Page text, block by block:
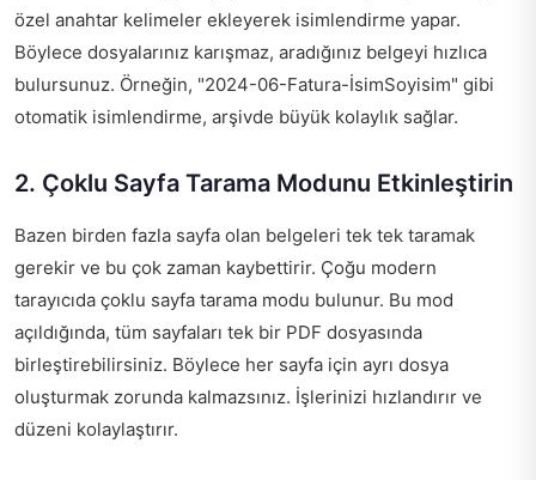
özel anahtar kelimeler ekleyerek isimlendirme yapar.
Böylece dosyalarınız karışmaz, aradığınız belgeyi hızlıca
bulursunuz. Örneğin, "2024-06-Fatura-İsimSoyisim" gibi
otomatik isimlendirme, arşivde büyük kolaylık sağlar.
2. Çoklu Sayfa Tarama Modunu Etkinleştirin
Bazen birden fazla sayfa olan belgeleri tek tek taramak
gerekir ve bu çok zaman kaybettirir. Çoğu modern
tarayıcıda çoklu sayfa tarama modu bulunur. Bu mod
açıldığında, tüm sayfaları tek bir PDF dosyasında
birleştirebilirsiniz. Böylece her sayfa için ayrı dosya
oluşturmak zorunda kalmazsınız. İşlerinizi hızlandırır ve
düzeni kolaylaştırır.